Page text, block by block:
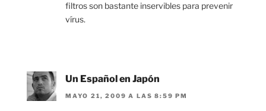
filtros son bastante inservibles para prevenir
vírus.
Un Español en Japón
MAYO 21, 2009 A LAS 8:59 PM